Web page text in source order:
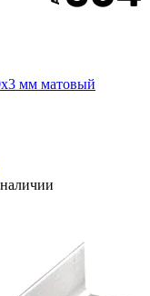
мм матовый